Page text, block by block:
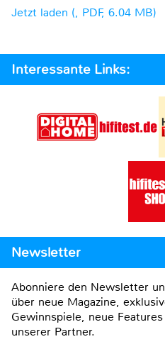
Jetzt laden (, PDF, 6.04 MB)
Interessante Links:
Newsletter
Abonniere den Newsletter
über neue Magazine,
Gewinnspiele, neue
unserer Partner.